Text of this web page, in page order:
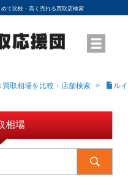
て比較・高く売れる買取店検索
調べる
を調べる
取相場を比較・店舗検索 ル
相場